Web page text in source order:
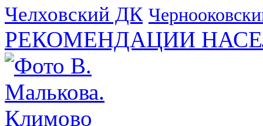
Челховский ДК
РЕКОМЕНДАЦИИ